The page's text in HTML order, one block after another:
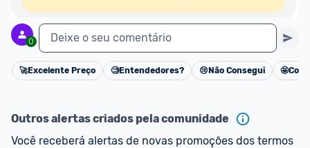
0 Deixe o seu comentário
Cancelar
🚀Excelente Preço 🧐Entendedores? 😢 Não Consegui 🤩
Outros alertas criados pela comunidade
Você receberá alertas de novas promoções dos termos